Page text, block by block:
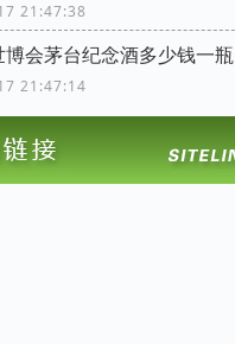
21:47:38
会茅台纪念酒多少钱一瓶
21:47:14